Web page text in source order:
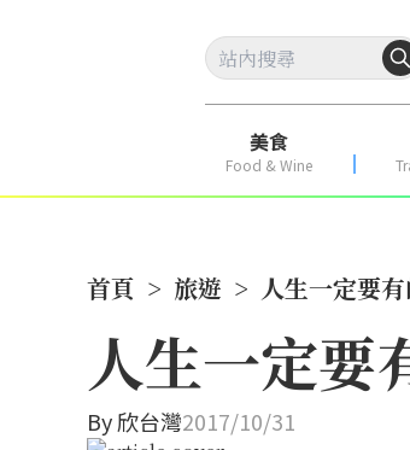
美食
Food & Wine
首頁 > 旅遊 > 人生一定要
人生一定要
By欣台灣2017/10/31